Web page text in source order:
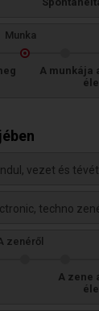
Munka
A munkája
vezet és
techno
zenéről
A zene